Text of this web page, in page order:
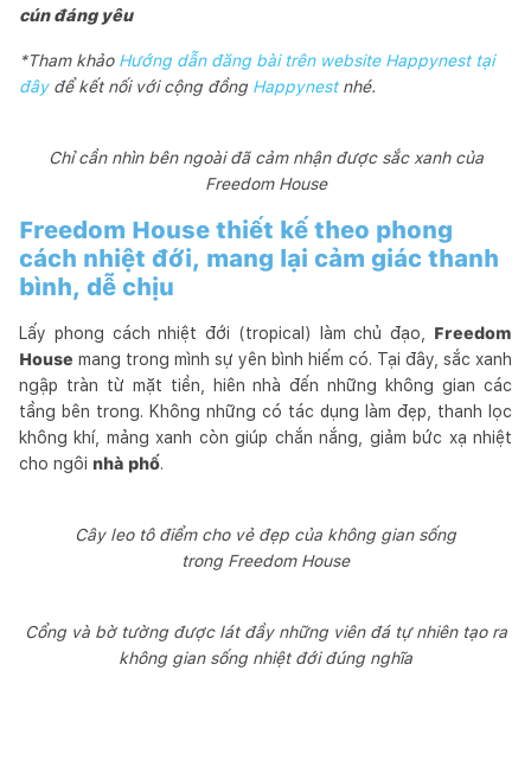
cún đáng yêu
*Tham khảo Hướng dẫn đăng bài trên website Happynest tại
đâyđể kết nối với cộng đồng Happynest nhé.
Chỉ cần nhìn bên ngoài đã cảm nhận được sắc xanh của
Freedom House
Freedom House thiết kế theo phong
cách nhiệt đới, mang lại cảm giác thanh
bình, dễ chịu
Lấy phong cách nhiệt đới (tropical) làm chủ đạo, Freedom
House mang trong mình sự yên bình hiếm có. Tại đây, sắc xanh
ngập tràn từ mặt tiền, hiên nhà đến những không gian các
tầng bên trong. Không những có tác dụng làm đẹp, thanh lọc
không khí, mảng xanh còn giúp chắn nắng, giảm bức xạ nhiệt
cho ngôi nhà phố.
Cây leo tô điểm cho vẻ đẹp của không gian sống
trong Freedom House
Cổng và bờ tường được lát đầy những viên đá tự nhiên tạo ra
không gian sống nhiệt đới đúng nghĩa